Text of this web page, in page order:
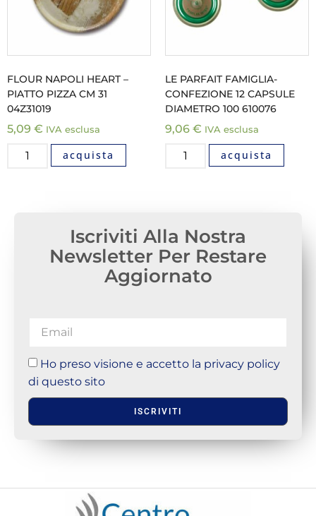
FLOUR NAPOLI HEART –
PIATTO PIZZA CM 31
04Z31019
5,09 € IVA esclusa
acquista
LE PARFAIT FAMIGLIA-
CONFEZIONE 12 CAPSULE
DIAMETRO 100 610076
9,06 € IVA esclusa
acquista
Iscriviti Alla Nostra
Newsletter Per Restare
Aggiornato
Ho preso visione e accetto la privacy policy
di questo sito
ISCRIVITI